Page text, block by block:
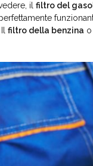
ilfiltro del
Ilfiltro della benzina